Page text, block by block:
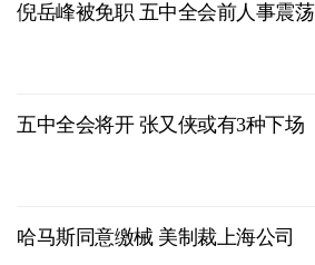
倪岳峰被免职 五中全会前人事震荡
五中全会将开 张又侠或有3种下场
哈马斯同意缴械 美制裁上海公司